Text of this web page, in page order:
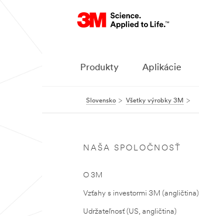
Produkty Aplikácie
Slovensko Všetky výrobky 3M
NAŠA SPOLOČNOSŤ
O 3M
Vzťahy s investormi 3M (angličtina)
Udržateľnosť (US, angličtina)